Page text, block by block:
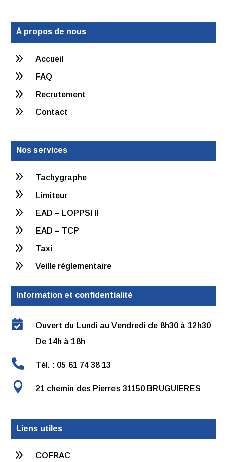
À propos de nous
9 Accueil
9 FAQ
9 Recrutement
9 Contact
Nos services
9 Tachygraphe
9 Limiteur
9 EAD – LOPPSI II
9 EAD – TCP
9 Taxi
9 Veille réglementaire
Information et confidentialité

Ouvert du Lundi au Vendredi de 8h30 à 12h30
De 14h à 18h
 Tél. : 05 61 74 38 13
 21 chemin des Pierres 31150 BRUGUIERES
Liens utiles
9 COFRAC